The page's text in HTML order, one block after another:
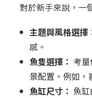
對於新手來說，一
主題與風格選擇
感。
魚隻選擇： 考
景配置。例如，
魚缸尺寸： 魚